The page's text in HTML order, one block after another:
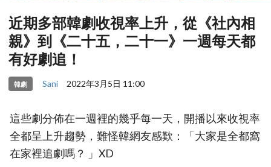
近期多部韓劇收視率上升，從《社內相
親》到《二十五，二十一》一週每天都
有好劇追！
韓劇 Sani 2022年3月5日 11:00
這些劇分佈在一週裡的幾乎每一天，開播以來收視率
全都呈上升趨勢，難怪韓網友感歎：「大家是全都窩
在家裡追劇嗎？ 」XD